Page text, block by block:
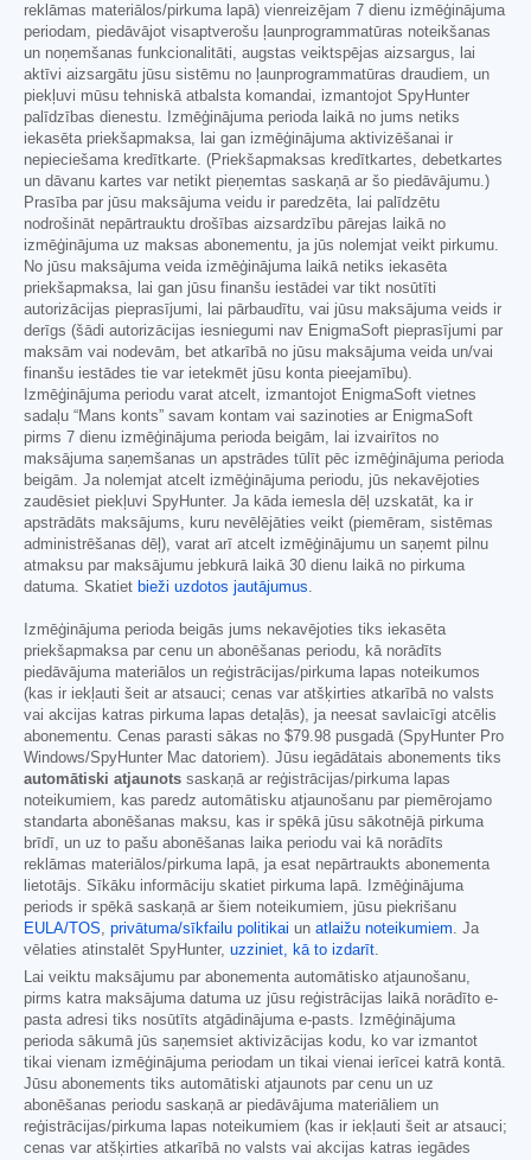
reklāmas materiālos/pirkuma lapā) vienreizējam 7 dienu izmēģinājuma
periodam, piedāvājot visaptverošu ļaunprogrammatūras noteikšanas
un noņemšanas funkcionalitāti, augstas veiktspējas aizsargus, lai
aktīvi aizsargātu jūsu sistēmu no ļaunprogrammatūras draudiem, un
piekļuvi mūsu tehniskā atbalsta komandai, izmantojot SpyHunter
palīdzības dienestu. Izmēģinājuma perioda laikā no jums netiks
iekasēta priekšapmaksa, lai gan izmēģinājuma aktivizēšanai ir
nepieciešama kredītkarte. (Priekšapmaksas kredītkartes, debetkartes
un dāvanu kartes var netikt pieņemtas saskaņā ar šo piedāvājumu.)
Prasība par jūsu maksājuma veidu ir paredzēta, lai palīdzētu
nodrošināt nepārtrauktu drošības aizsardzību pārejas laikā no
izmēģinājuma uz maksas abonementu, ja jūs nolemjat veikt pirkumu.
No jūsu maksājuma veida izmēģinājuma laikā netiks iekasēta
priekšapmaksa, lai gan jūsu finanšu iestādei var tikt nosūtīti
autorizācijas pieprasījumi, lai pārbaudītu, vai jūsu maksājuma veids ir
derīgs (šādi autorizācijas iesniegumi nav EnigmaSoft pieprasījumi par
maksām vai nodevām, bet atkarībā no jūsu maksājuma veida un/vai
finanšu iestādes tie var ietekmēt jūsu konta pieejamību).
Izmēģinājuma periodu varat atcelt, izmantojot EnigmaSoft vietnes
sadaļu “Mans konts” savam kontam vai sazinoties ar EnigmaSoft
pirms 7 dienu izmēģinājuma perioda beigām, lai izvairītos no
maksājuma saņemšanas un apstrādes tūlīt pēc izmēģinājuma perioda
beigām. Ja nolemjat atcelt izmēģinājuma periodu, jūs nekavējoties
zaudēsiet piekļuvi SpyHunter. Ja kāda iemesla dēļ uzskatāt, ka ir
apstrādāts maksājums, kuru nevēlējāties veikt (piemēram, sistēmas
administrēšanas dēļ), varat arī atcelt izmēģinājumu un saņemt pilnu
atmaksu par maksājumu jebkurā laikā 30 dienu laikā no pirkuma
datuma. Skatiet bieži uzdotos jautājumus.
Izmēģinājuma perioda beigās jums nekavējoties tiks iekasēta
priekšapmaksa par cenu un abonēšanas periodu, kā norādīts
piedāvājuma materiālos un reģistrācijas/pirkuma lapas noteikumos
(kas ir iekļauti šeit ar atsauci; cenas var atšķirties atkarībā no valsts
vai akcijas katras pirkuma lapas detaļās), ja neesat savlaicīgi atcēlis
abonementu. Cenas parasti sākas no $79.98 pusgadā (SpyHunter Pro
Windows/SpyHunter Mac datoriem). Jūsu iegādātais abonements tiks
automātiski atjaunots saskaņā ar reģistrācijas/pirkuma lapas
noteikumiem, kas paredz automātisku atjaunošanu par piemērojamo
standarta abonēšanas maksu, kas ir spēkā jūsu sākotnējā pirkuma
brīdī, un uz to pašu abonēšanas laika periodu vai kā norādīts
reklāmas materiālos/pirkuma lapā, ja esat nepārtraukts abonementa
lietotājs. Sīkāku informāciju skatiet pirkuma lapā. Izmēģinājuma
periods ir spēkā saskaņā ar šiem noteikumiem, jūsu piekrišanu
EULA/TOS, privātuma/sīkfailu politikai un atlaižu noteikumiem. Ja
vēlaties atinstalēt SpyHunter, uzziniet, kā to izdarīt.
Lai veiktu maksājumu par abonementa automātisko atjaunošanu,
pirms katra maksājuma datuma uz jūsu reģistrācijas laikā norādīto e-
pasta adresi tiks nosūtīts atgādinājuma e-pasts. Izmēģinājuma
perioda sākumā jūs saņemsiet aktivizācijas kodu, ko var izmantot
tikai vienam izmēģinājuma periodam un tikai vienai ierīcei katrā kontā.
Jūsu abonements tiks automātiski atjaunots par cenu un uz
abonēšanas periodu saskaņā ar piedāvājuma materiāliem un
reģistrācijas/pirkuma lapas noteikumiem (kas ir iekļauti šeit ar atsauci;
cenas var atšķirties atkarībā no valsts vai akcijas katras iegādes